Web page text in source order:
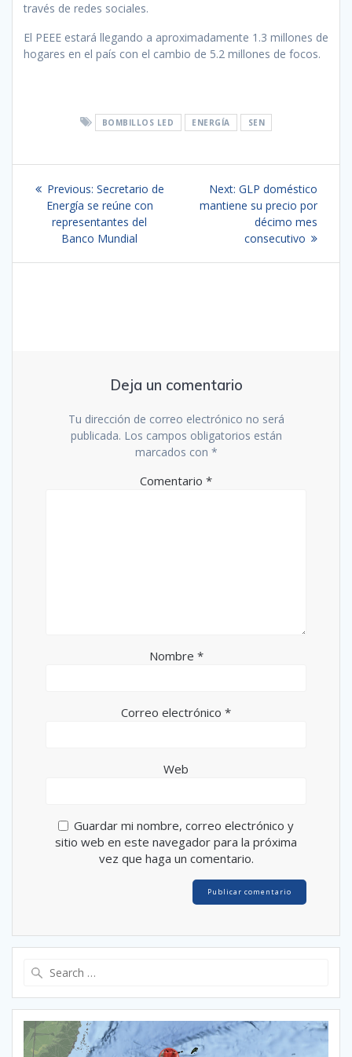
través de redes sociales.
El PEEE estará llegando a aproximadamente 1.3 millones de
hogares en el país con el cambio de 5.2 millones de focos.
BOMBILLOS LED ENERGÍA SEN
Navegación
entradas
Previous: Previous
post:
Secretario de
Energía se reúne con
representantes del
Banco Mundial
Next: Next
post:
GLP doméstico
mantiene su precio por
décimo mes
consecutivo
Deja un comentario
Tu dirección de correo electrónico no será
publicada. Los campos obligatorios están
marcados con *
Comentario *
Nombre *
Correo electrónico *
Web
Guardar mi nombre, correo electrónico y
sitio web en este navegador para la próxima
vez que haga un comentario.